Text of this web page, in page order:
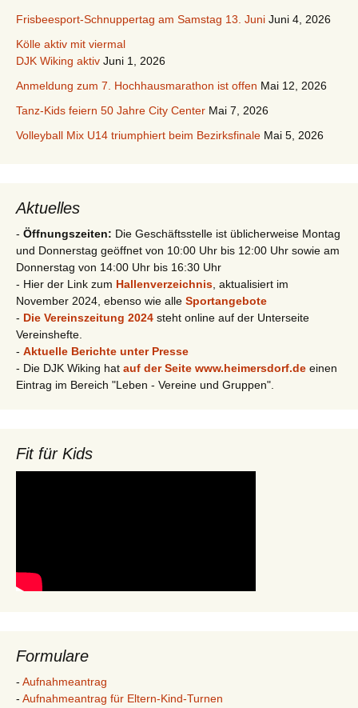
Frisbeesport-Schnuppertag am Samstag 13. Juni Juni 4, 2026
Kölle aktiv mit viermal
DJK Wiking aktiv Juni 1, 2026
Anmeldung zum 7. Hochhausmarathon ist offen Mai 12, 2026
Tanz-Kids feiern 50 Jahre City Center Mai 7, 2026
Volleyball Mix U14 triumphiert beim Bezirksfinale Mai 5, 2026
Aktuelles
- Öffnungszeiten: Die Geschäftsstelle ist üblicherweise Montag
und Donnerstag geöffnet von 10:00 Uhr bis 12:00 Uhr sowie am
Donnerstag von 14:00 Uhr bis 16:30 Uhr
- Hier der Link zum Hallenverzeichnis , aktualisiert im
November 2024, ebenso wie alle Sportangebote
- Die Vereinszeitung 2024 steht online auf der Unterseite
Vereinshefte.
- Aktuelle Berichte unter Presse
- Die DJK Wiking hat auf der Seite www.heimersdorf.de einen
Eintrag im Bereich "Leben - Vereine und Gruppen".
Fit für Kids
Formulare
- Aufnahmeantrag
- Aufnahmeantrag für Eltern-Kind-Turnen